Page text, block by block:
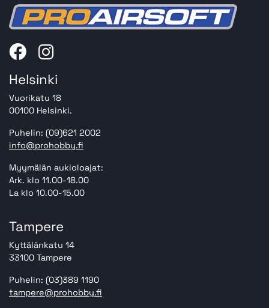
Helsinki
Vuorikatu 18
00100 Helsinki.
Puhelin: (09)621 2002
info@prohobby.fi
Myymälän aukioloajat:
Ark. klo 11.00-18.00
La klo 10.00-15.00
Tampere
Kyttälänkatu 14
33100 Tampere
Puhelin: (03)389 1190
tampere@prohobby.fi